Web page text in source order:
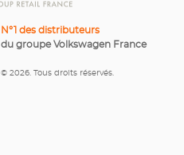
N°1 des distributeurs
du groupe Volkswagen France
© 2026. Tous droits réservés.